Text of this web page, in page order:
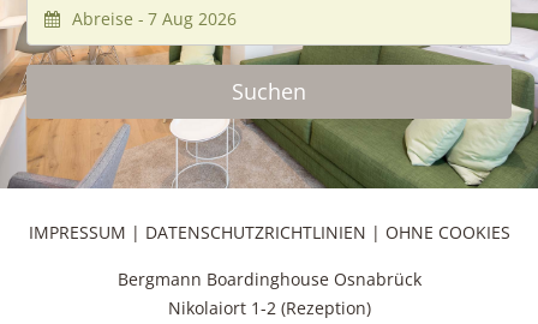
Abreise -
IMPRESSUM | DATENSCHUTZRICHTLINIEN | OHNE COOKIES
Bergmann Boardinghouse Osnabrück
Nikolaiort 1-2 (Rezeption)